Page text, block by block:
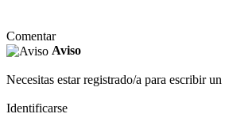
Comentar
Aviso
Necesitas estar registrado/a para escribir
Identificarse